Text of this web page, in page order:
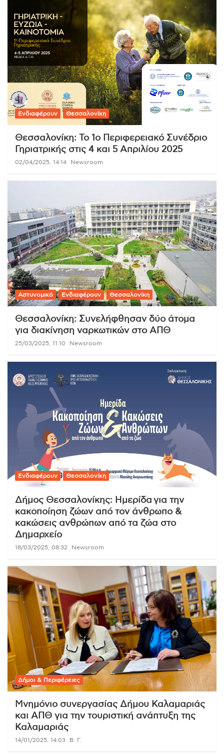
Ενδιαφέρουν Θεσσαλονίκη
Θεσσαλονίκη: Το 1ο Περιφερειακό Συνέδριο
Γηριατρικής στις 4 και 5 Απριλίου 2025
02/04/2025, 14:14 Newsroom
Αστυνομικό Ενδιαφέρουν Θεσσαλονίκη
Θεσσαλονίκη: Συνελήφθησαν δύο άτομα
για διακίνηση ναρκωτικών στο ΑΠΘ
25/03/2025, 11:10 Newsroom
Ενδιαφέρουν Θεσσαλονίκη
Δήμος Θεσσαλονίκης: Ημερίδα για την
κακοποίηση ζώων από τον άνθρωπο &
κακώσεις ανθρώπων από τα ζώα στο
Δημαρχείο
18/03/2025, 08:32 Newsroom
Δήμοι & Περιφέρειες
Μνημόνιο συνεργασίας Δήμου Καλαμαριάς
και ΑΠΘ για την τουριστική ανάπτυξη της
Καλαμαριάς
14/01/2025, 14:03 Β. Γ.